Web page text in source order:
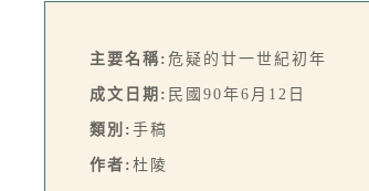
主要名稱: 危疑的廿一世紀初年
成文日期: 民國90年6月12日
類別: 手稿
作者: 杜陵